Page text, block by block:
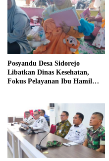
Posyandu Desa Sidorejo
Libatkan Dinas Kesehatan,
Fokus Pelayanan Ibu Hamil